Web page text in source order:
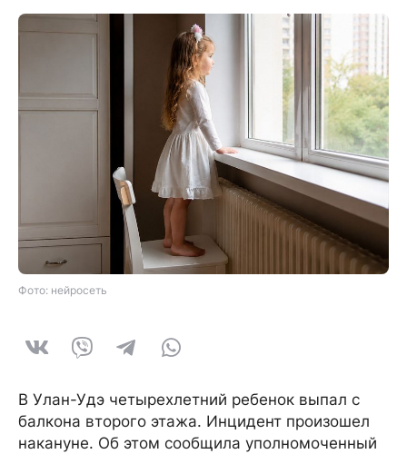
Фото: нейросеть
В Улан-Удэ четырехлетний ребенок выпал с
балкона второго этажа. Инцидент произошел
накануне. Об этом сообщила уполномоченный